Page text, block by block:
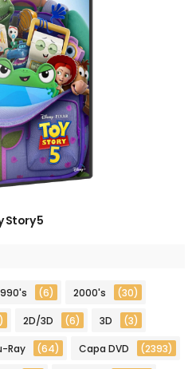
Story 5
(6) 2000's (30)
2D/3D (6) 3D (3)
Ray (64) Capa DVD (2393)